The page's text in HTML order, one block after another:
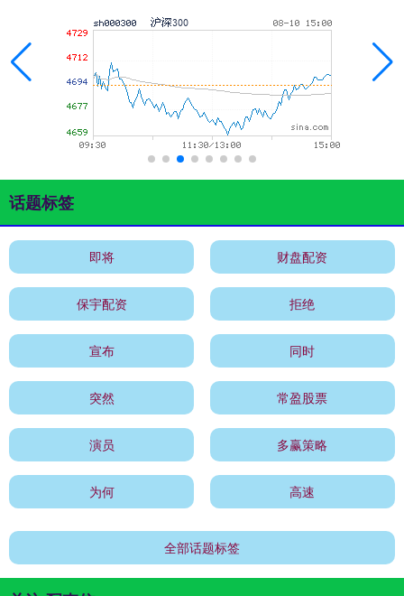
话题标签
即将 财盘配资
保宇配资 拒绝
宣布 同时
突然 常盈股票
演员 多赢策略
为何 高速
全部话题标签